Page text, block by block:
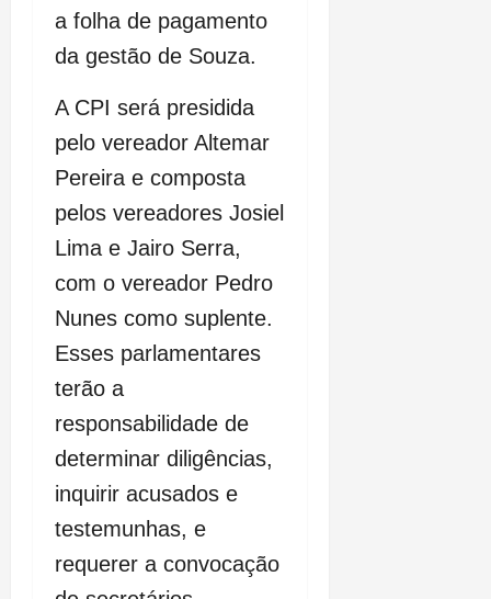
a folha de pagamento
da gestão de Souza.
A CPI será presidida
pelo vereador Altemar
Pereira e composta
pelos vereadores Josiel
Lima e Jairo Serra,
com o vereador Pedro
Nunes como suplente.
Esses parlamentares
terão a
responsabilidade de
determinar diligências,
inquirir acusados e
testemunhas, e
requerer a convocação